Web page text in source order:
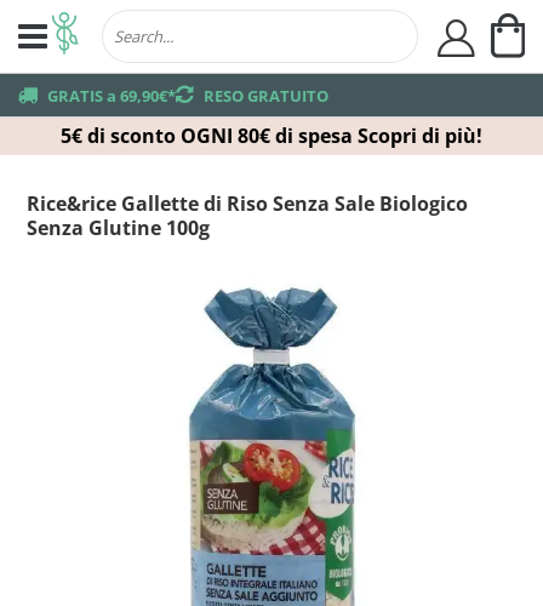
5€ di sconto OGNI 80€ di spesa Scopri di più!
truck GRATIS a 69,90€*returns RESO GRATUITO
user
Rice&rice Gallette di Riso Senza Sale Biologico
Senza Glutine 100g